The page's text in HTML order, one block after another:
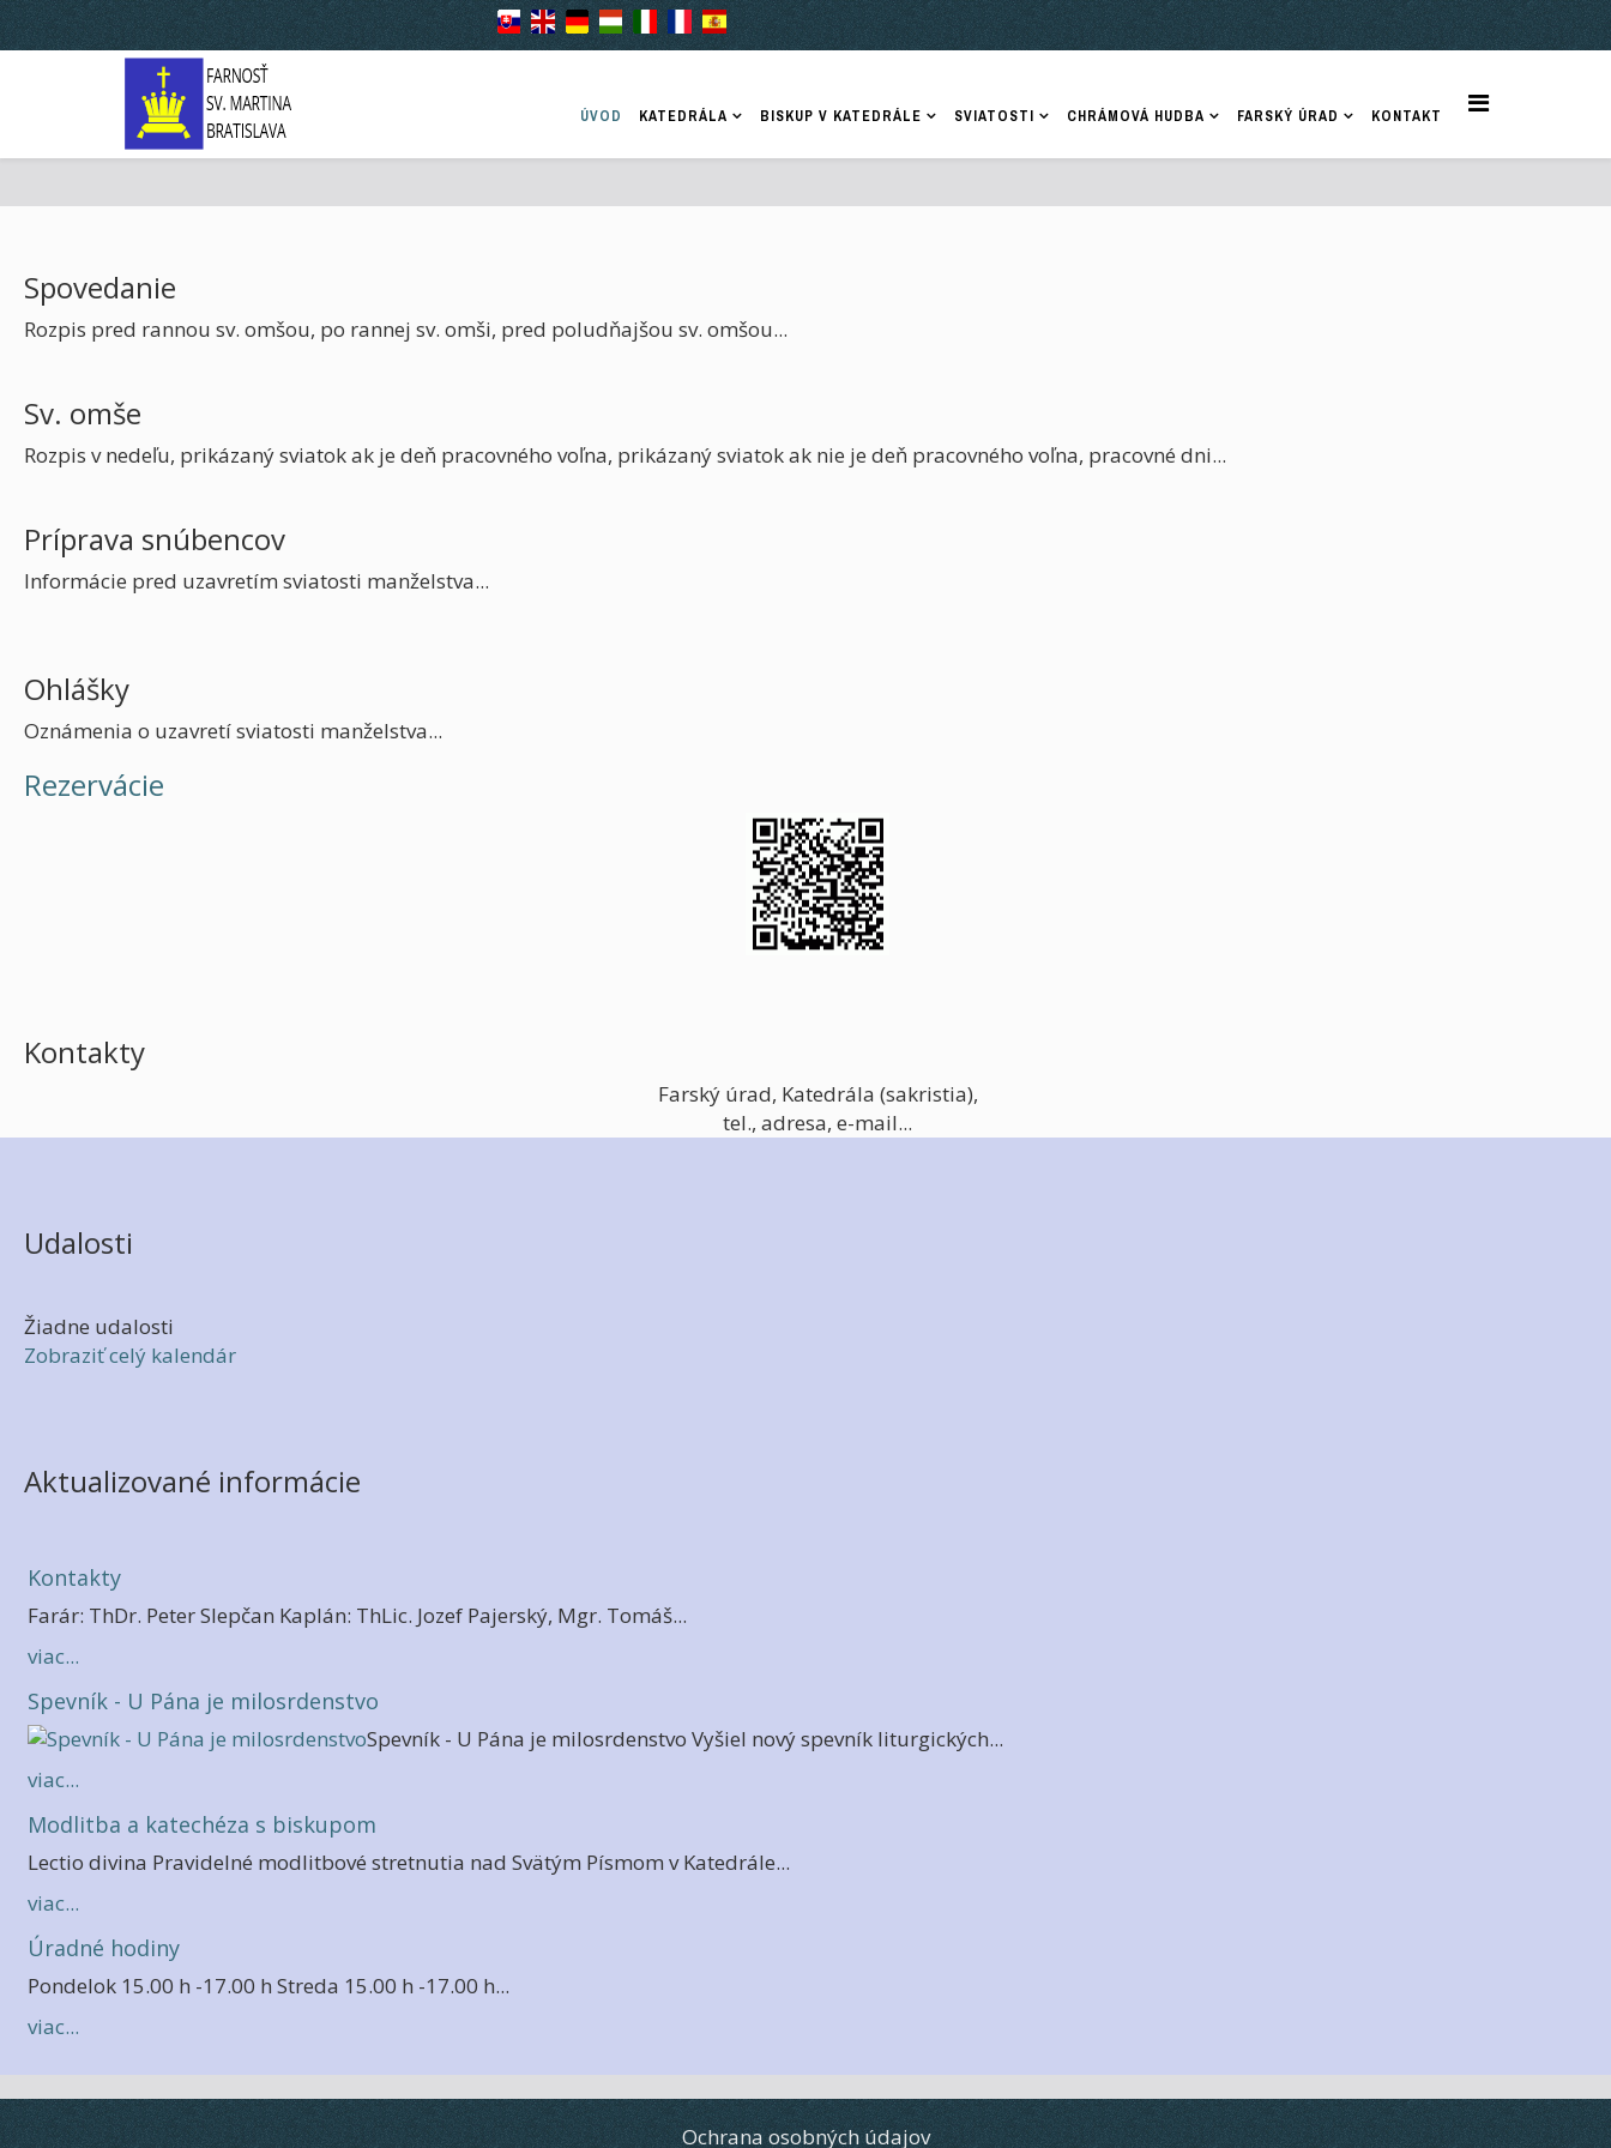
ÚVOD KATEDRÁLA BISKUP V KATEDRÁLE SVIATOSTI CHRÁMOVÁ HUDBA FARSKÝ ÚRAD KONTAKT
Spovedanie
Rozpis pred rannou sv. omšou, po rannej sv. omši, pred poludňajšou sv. omšou...
Sv. omše
Rozpis v nedeľu, prikázaný sviatok ak je deň pracovného voľna, prikázaný sviatok ak nie je deň pracovného voľna, pracovné dni...
Príprava snúbencov
Informácie pred uzavretím sviatosti manželstva...
Ohlášky
Oznámenia o uzavretí sviatosti manželstva...
Rezervácie
Kontakty
Farský úrad, Katedrála (sakristia),
tel., adresa, e-mail...
Udalosti
Žiadne udalosti
Zobraziť celý kalendár
Aktualizované informácie
Kontakty
Farár: ThDr. Peter Slepčan Kaplán: ThLic. Jozef Pajerský, Mgr. Tomáš...
viac...
Spevník - U Pána je milosrdenstvo
Spevník - U Pána je milosrdenstvo Vyšiel nový spevník liturgických...
viac...
Modlitba a katechéza s biskupom
Lectio divina Pravidelné modlitbové stretnutia nad Svätým Písmom v Katedrále...
viac...
Úradné hodiny
Pondelok 15.00 h -17.00 h Streda 15.00 h -17.00 h...
viac...
Ochrana osobných údajov